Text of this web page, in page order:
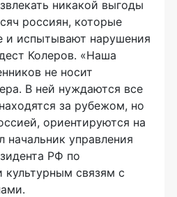
никакой выгоды
россиян, которые
и испытывают нарушения
Колеров. «Наша
не носит
В ней нуждаются все
за рубежом, но
ориентируются на
управления
РФ по
связям с